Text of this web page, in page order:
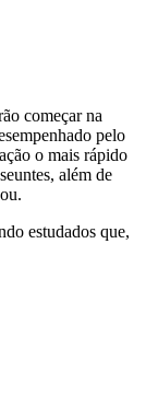
começar na
pelo
o mais rápido
além de
estudados que,